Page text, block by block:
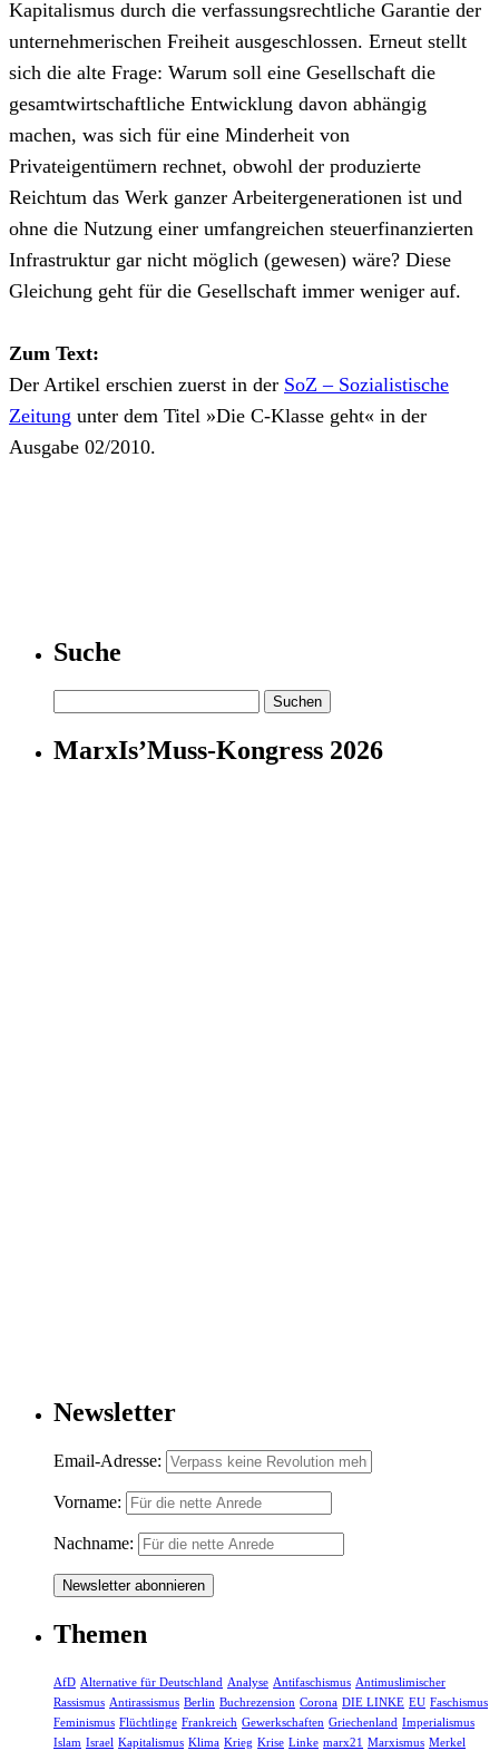
Kapitalismus durch die verfassungsrechtliche Garantie der
unternehmerischen Freiheit ausgeschlossen. Erneut stellt
sich die alte Frage: Warum soll eine Gesellschaft die
gesamtwirtschaftliche Entwicklung davon abhängig
machen, was sich für eine Minderheit von
Privateigentümern rechnet, obwohl der produzierte
Reichtum das Werk ganzer Arbeitergenerationen ist und
ohne die Nutzung einer umfangreichen steuerfinanzierten
Infrastruktur gar nicht möglich (gewesen) wäre? Diese
Gleichung geht für die Gesellschaft immer weniger auf.
Zum Text:
Der Artikel erschien zuerst in der SoZ – Sozialistische
Zeitung unter dem Titel »Die C-Klasse geht« in der
Ausgabe 02/2010.
Suche
nach:
MarxIs’Muss-Kongress 2026
Newsletter
Email-Adresse:
Vorname:
Nachname:
Themen
AfD Alternative für Deutschland Analyse Antifaschismus Antimuslimischer
Rassismus Antirassismus Berlin Buchrezension Corona DIE LINKE EU Faschismus
Feminismus Flüchtlinge Frankreich Gewerkschaften Griechenland Imperialismus
Islam Israel Kapitalismus Klima Krieg Krise Linke marx21 Marxismus Merkel